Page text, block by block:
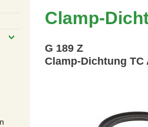
Clamp-
G 189 Z
Clamp-Dichtung TC